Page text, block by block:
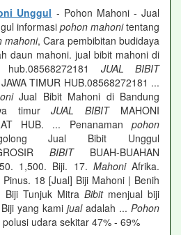
Unggul - Pohon Mahoni - Jual
informasi pohon mahonitentang
mahoni, Cara pembibitan budidaya
daun mahoni. jual bibit mahoni di
JUAL BIBIT
TIMUR HUB.08568272181 ...
Jual Bibit Mahoni di Bandung
timurJUAL BIBITMAHONI
HUB. ... Penanaman pohon
Jual Bibit Unggul
BIBITBUAH-BUAHAN
1,500. Biji. 17. MahoniAfrika.
18 [Jual] Biji Mahoni | Benih
Tunjuk Mitra Bibitmenjual biji
yang kami jualadalah ... Pohon
udara sekitar 47% - 69%